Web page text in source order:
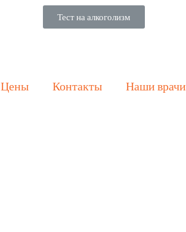
Тест на алкоголизм
Цены Контакты
Наши врачи